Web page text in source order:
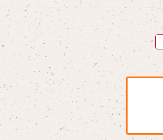
1/8 弦カルテットコンサート at 横浜mint hall
Piano Letter
明日が聴こえる
selene
Meditation
写真集つきシングル
アナスタシア（初期ver.）
この夏よ、永遠に
コンピレーションアルバム
Link
Diverse Sounds
クリアファイル
オーダーメイド絵手紙
桜（3/29〜）
リクエストイラスト
Blu-ray
Blu-ray＆DVDセット
2020.9.20 andante〜your songs〜
Blu-ray
DVD
2021.1.11 渋谷プレジャープレジャー
Blu-ray
DVD
2021.1.11 密着ドキュメンタリー映像
2023.1.8 andante〜Quartet〜
おうちde MIO LIVE
1/11 ホールコンサート衣装チェキ